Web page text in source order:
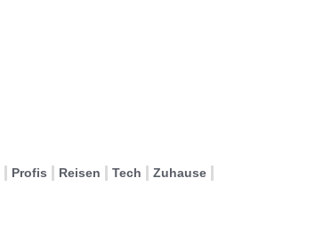
Profis Reisen Tech Zuhause